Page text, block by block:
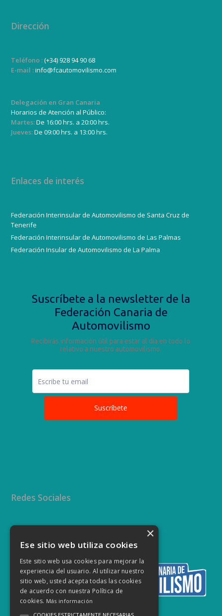
Dirección
Teléfono :(+34) 928 94 90 68
E-mail :info@fcautomovilismo.com
Delegación en Gran Canaria
Horarios de Atención al Público:
Martes:De 16:00 hrs. a 20:00 hrs.
Jueves:De 09:00 hrs. a 13:00 hrs.
Enlaces de interés
Federación Interinsular de Automovilismo de Santa Cruz de
Tenerife
Federación Interinsular de Automovilismo de Las Palmas
Federación Insular de Automovilismo de La Palma
Redes Sociales
Twitter
Facebook
Instagram
YouTube ×
Ese sitio web utiliza cookies
Este sitio web usa cookies para mejorar la
experiencia del usuario. Al utilizar nuestro
sitio web, usted acepta todas las cookies
de acuerdo con nuestra Política de
cookies. Más información